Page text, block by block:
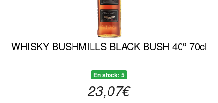
WHISKY BUSHMILLS BLACK BUSH 40º 70cl
En stock: 5
23,07€